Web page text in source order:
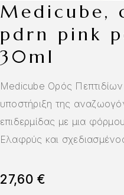
medicube, collagen
pdrn pink
30ml
Medicube Ορός
υποστήριξη της
επιδερμίδας με μια
Ελαφρύς και
27,60 €